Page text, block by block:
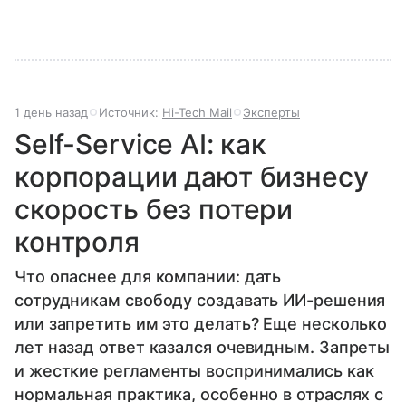
1 день назад Источник: Hi-Tech Mail Эксперты
Self-Service AI: как
корпорации дают бизнесу
скорость без потери
контроля
Что опаснее для компании: дать
сотрудникам свободу создавать ИИ-решения
или запретить им это делать? Еще несколько
лет назад ответ казался очевидным. Запреты
и жесткие регламенты воспринимались как
нормальная практика, особенно в отраслях с